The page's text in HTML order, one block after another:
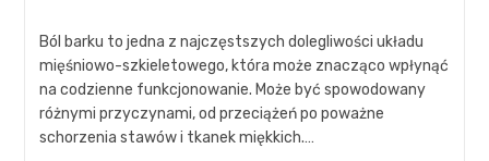
Ból barku to jedna z najczęstszych dolegliwości układu
mięśniowo-szkieletowego, która może znacząco wpłynąć
na codzienne funkcjonowanie. Może być spowodowany
różnymi przyczynami, od przeciążeń po poważne
schorzenia stawów i tkanek miękkich.…